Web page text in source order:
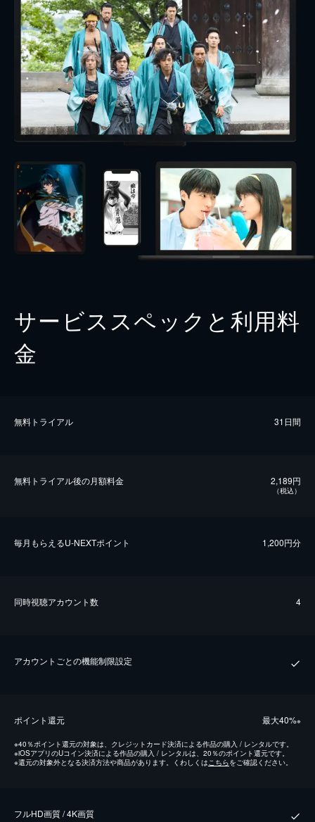
サービススペックと利用料
金
無料トライアル 31日間
無料トライアル後の⽉額料金 2,189円
（税込）
毎⽉もらえるU-NEXTポイント 1,200円分
同時視聴アカウント数 4
アカウントごとの機能制限設定
ポイント還元 最⼤40%※
※40％ポイント還元の対象は、クレジットカード決済による作品の購入 / レンタルです。
※iOSアプリのUコイン決済による作品の購入 / レンタルは、20％のポイント還元です。
※還元の対象外となる決済方法や商品があります。くわしくはこちらをご確認ください。
フルHD画質 / 4K画質